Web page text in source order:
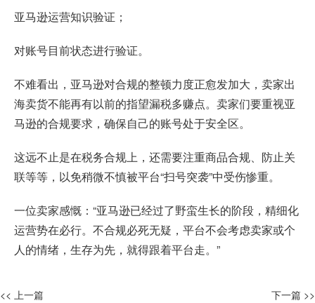
亚马逊运营知识验证；
对账号目前状态进行验证。
不难看出，亚马逊对合规的整顿力度正愈发加大，卖家出
海卖货不能再有以前的指望漏税多赚点。卖家们要重视亚
马逊的合规要求，确保自己的账号处于安全区。
这远不止是在税务合规上，还需要注重商品合规、防止关
联等等，以免稍微不慎被平台“扫号突袭”中受伤惨重。
一位卖家感慨：“亚马逊已经过了野蛮生长的阶段，精细化
运营势在必行。不合规必死无疑，平台不会考虑卖家或个
人的情绪，生存为先，就得跟着平台走。”
<< 上一篇
下一篇 >>